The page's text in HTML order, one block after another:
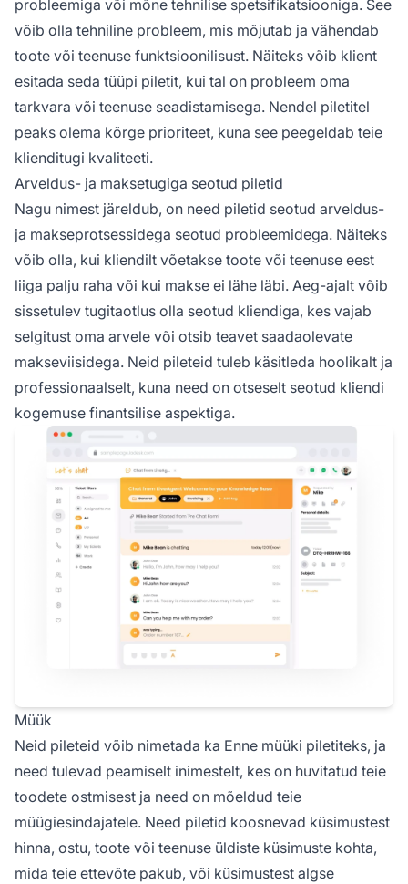
probleemiga või mõne tehnilise spetsifikatsiooniga. See
võib olla tehniline probleem, mis mõjutab ja vähendab
toote või teenuse funktsioonilisust. Näiteks võib klient
esitada seda tüüpi piletit, kui tal on probleem oma
tarkvara või teenuse seadistamisega. Nendel piletitel
peaks olema kõrge prioriteet, kuna see peegeldab teie
klienditugi kvaliteeti.
Arveldus- ja maksetugiga seotud piletid
Nagu nimest järeldub, on need piletid seotud arveldus-
ja makseprotsessidega seotud probleemidega. Näiteks
võib olla, kui kliendilt võetakse toote või teenuse eest
liiga palju raha või kui makse ei lähe läbi. Aeg-ajalt võib
sissetulev tugitaotlus olla seotud kliendiga, kes vajab
selgitust oma arvele või otsib teavet saadaolevate
makseviisidega. Neid pileteid tuleb käsitleda hoolikalt ja
professionaalselt, kuna need on otseselt seotud kliendi
kogemuse finantsilise aspektiga.
Müük
Neid pileteid võib nimetada ka Enne müüki piletiteks, ja
need tulevad peamiselt inimestelt, kes on huvitatud teie
toodete ostmisest ja need on mõeldud teie
müügiesindajatele. Need piletid koosnevad küsimustest
hinna, ostu, toote või teenuse üldiste küsimuste kohta,
mida teie ettevõte pakub, või küsimustest algse